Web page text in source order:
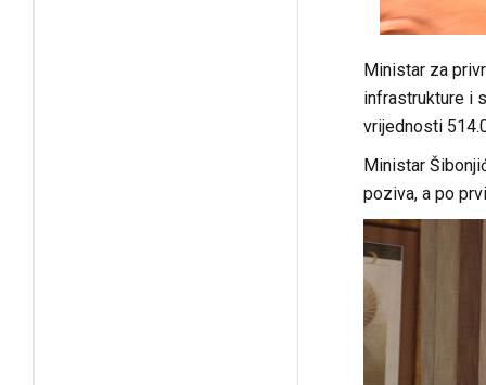
Ministar za
infrastrukture i
vrijednosti
Ministar
poziva, a po